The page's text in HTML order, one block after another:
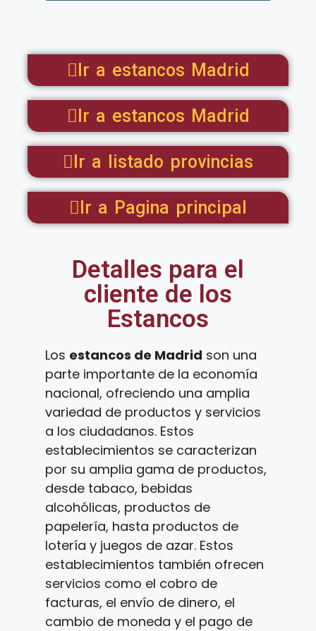
Ir a estancos Madrid
Ir a estancos Madrid
Ir a listado provincias
Ir a Pagina principal
Detalles para el
cliente de los
Estancos
Los estancos de Madrid son una
parte importante de la economía
nacional, ofreciendo una amplia
variedad de productos y servicios
a los ciudadanos. Estos
establecimientos se caracterizan
por su amplia gama de productos,
desde tabaco, bebidas
alcohólicas, productos de
papelería, hasta productos de
lotería y juegos de azar. Estos
establecimientos también ofrecen
servicios como el cobro de
facturas, el envío de dinero, el
cambio de moneda y el pago de